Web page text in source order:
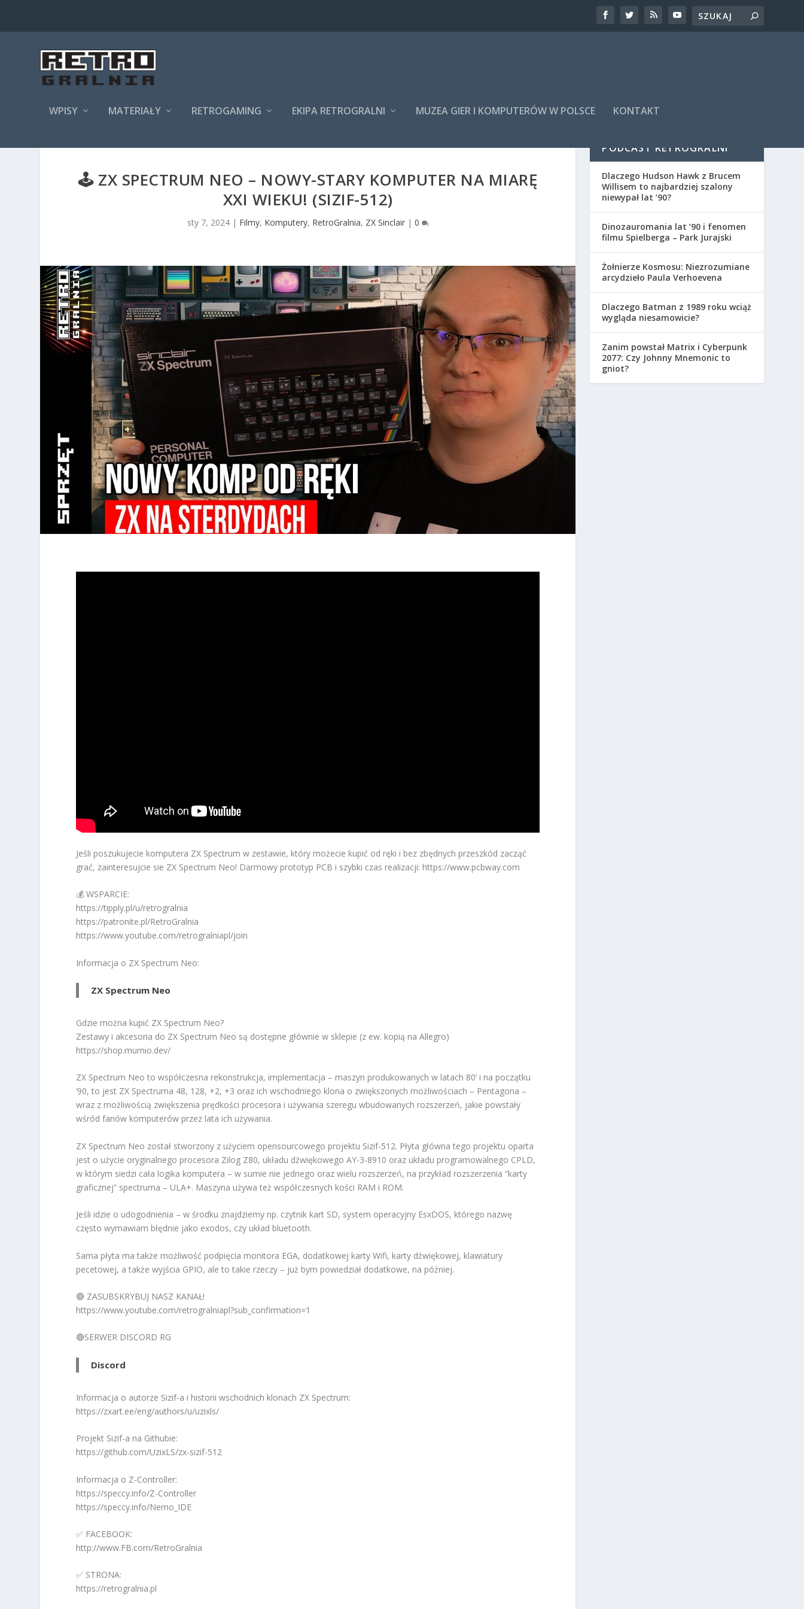
WPISY MATERIAŁY RETROGAMING EKIPA RETROGRALNI MUZEA GIER I KOMPUTERÓW W POLSCE KONTAKT
🕹️ ZX SPECTRUM NEO – NOWY-STARY KOMPUTER NA MIARĘ
XXI WIEKU! (SIZIF-512)
sty 7, 2024| Filmy, Komputery, RetroGralnia, ZX Sinclair| 0
Jeśli poszukujecie komputera ZX Spectrum w zestawie, który możecie kupić od ręki i bez zbędnych przeszkód zacząć
grać, zainteresujcie sie ZX Spectrum Neo! Darmowy prototyp PCB i szybki czas realizacji: https://www.pcbway.com
💰 WSPARCIE:
https://tipply.pl/u/retrogralnia
https://patronite.pl/RetroGralnia
https://www.youtube.com/retrogralniapl/join
Informacja o ZX Spectrum Neo:
ZX Spectrum Neo
Gdzie można kupić ZX Spectrum Neo?
Zestawy i akcesoria do ZX Spectrum Neo są dostępne głównie w sklepie (z ew. kopią na Allegro)
https://shop.mumio.dev/
ZX Spectrum Neo to współczesna rekonstrukcja, implementacja – maszyn produkowanych w latach 80’ i na początku
‘90, to jest ZX Spectruma 48, 128, +2, +3 oraz ich wschodniego klona o zwiększonych możliwościach – Pentagona –
wraz z możliwością zwiększenia prędkości procesora i używania szeregu wbudowanych rozszerzeń, jakie powstały
wśród fanów komputerów przez lata ich używania.
ZX Spectrum Neo został stworzony z użyciem opensourcowego projektu Sizif-512. Płyta główna tego projektu oparta
jest o użycie oryginalnego procesora Zilog Z80, układu dźwiękowego AY-3-8910 oraz układu programowalnego CPLD,
w którym siedzi cała logika komputera – w sumie nie jednego oraz wielu rozszerzeń, na przykład rozszerzenia “karty
graficznej” spectruma – ULA+. Maszyna używa też współczesnych kości RAM i ROM.
Jeśli idzie o udogodnienia – w środku znajdziemy np. czytnik kart SD, system operacyjny EsxDOS, którego nazwę
często wymawiam błędnie jako exodos, czy układ bluetooth.
Sama płyta ma także możliwość podpięcia monitora EGA, dodatkowej karty Wifi, karty dźwiękowej, klawiatury
pecetowej, a także wyjścia GPIO, ale to takie rzeczy – już bym powiedział dodatkowe, na później.
🔴 ZASUBSKRYBUJ NASZ KANAŁ!
https://www.youtube.com/retrogralniapl?sub_confirmation=1
🔴SERWER DISCORD RG
Discord
Informacja o autorze Sizif-a i historii wschodnich klonach ZX Spectrum:
https://zxart.ee/eng/authors/u/uzixls/
Projekt Sizif-a na Githubie:
https://github.com/UzixLS/zx-sizif-512
Informacja o Z-Controller:
https://speccy.info/Z-Controller
https://speccy.info/Nemo_IDE
✅ FACEBOOK:
http://www.FB.com/RetroGralnia
✅ STRONA:
https://retrogralnia.pl
PODCAST RETROGRALNI
Dlaczego Hudson Hawk z Brucem
Willisem to najbardziej szalony
niewypał lat ’90?
Dinozauromania lat ’90 i fenomen
filmu Spielberga – Park Jurajski
Żołnierze Kosmosu: Niezrozumiane
arcydzieło Paula Verhoevena
Dlaczego Batman z 1989 roku wciąż
wygląda niesamowicie?
Zanim powstał Matrix i Cyberpunk
2077: Czy Johnny Mnemonic to
gniot?